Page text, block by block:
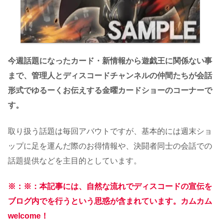
今週話題になったカード・新情報から遊戯王に関係ない事
まで、管理人とディスコードチャンネルの仲間たちが会話
形式でゆるーくお伝えする金曜カードショーのコーナーで
す。
取り扱う話題は毎回アバウトですが、基本的には週末ショ
ップに足を運んだ際のお得情報や、決闘者同士の会話での
話題提供などを主目的としています。
※：※：本記事には、自然な流れでディスコードの宣伝を
ブログ内でを行うという思惑が含まれています。カムカム
welcome！